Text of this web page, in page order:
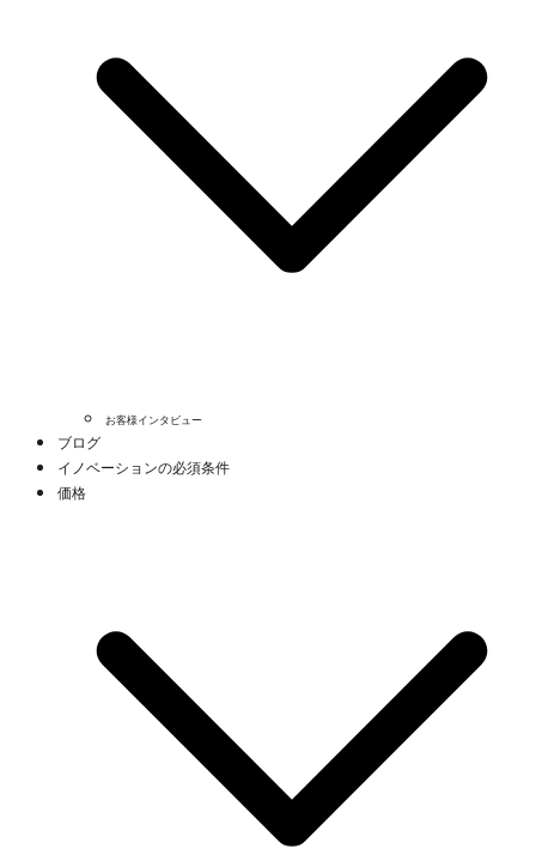
お客様インタビュー
ブログ
イノベーションの必須条件
価格